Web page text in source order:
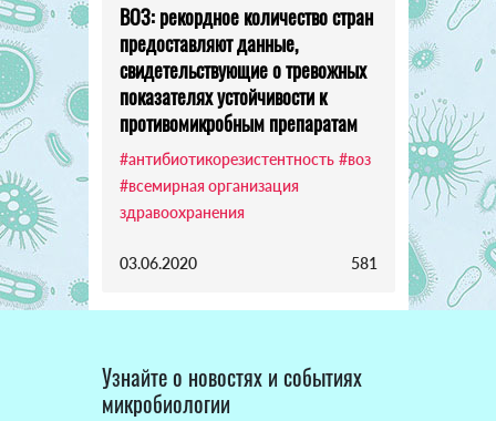
ВОЗ: рекордное количество стран
предоставляют данные,
свидетельствующие о тревожных
показателях устойчивости к
противомикробным препаратам
#антибиотикорезистентность #воз
#всемирная организация
здравоохранения
03.06.2020 581
Узнайте о новостях и событиях
микробиологии